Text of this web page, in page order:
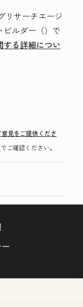
リサーチエージ
ビルダー（）で
する詳細につい
見をご提供くださ
でご確認ください。
Inc.